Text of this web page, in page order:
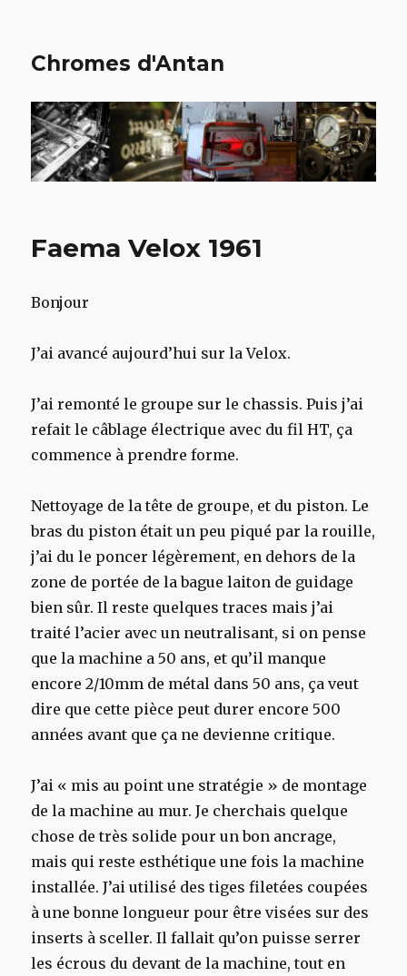
Chromes d'Antan
Faema Velox 1961
Bonjour
J’ai avancé aujourd’hui sur la Velox.
J’ai remonté le groupe sur le chassis. Puis j’ai
refait le câblage électrique avec du fil HT, ça
commence à prendre forme.
Nettoyage de la tête de groupe, et du piston. Le
bras du piston était un peu piqué par la rouille,
j’ai du le poncer légèrement, en dehors de la
zone de portée de la bague laiton de guidage
bien sûr. Il reste quelques traces mais j’ai
traité l’acier avec un neutralisant, si on pense
que la machine a 50 ans, et qu’il manque
encore 2/10mm de métal dans 50 ans, ça veut
dire que cette pièce peut durer encore 500
années avant que ça ne devienne critique.
J’ai « mis au point une stratégie » de montage
de la machine au mur. Je cherchais quelque
chose de très solide pour un bon ancrage,
mais qui reste esthétique une fois la machine
installée. J’ai utilisé des tiges filetées coupées
à une bonne longueur pour être visées sur des
inserts à sceller. Il fallait qu’on puisse serrer
les écrous du devant de la machine, tout en